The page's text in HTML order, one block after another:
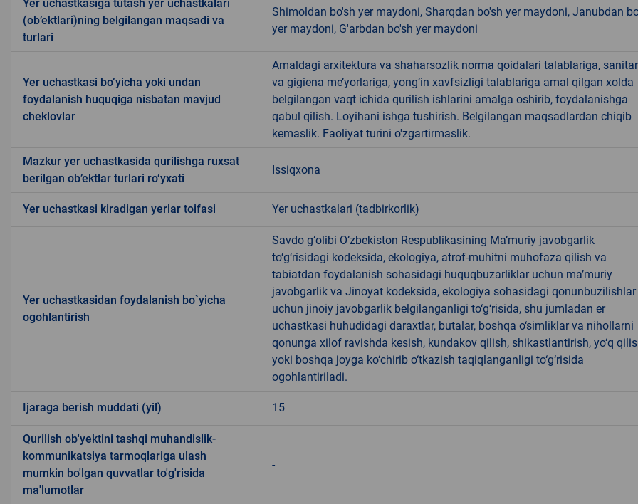
Yer uchastkasiga tutash yer uchastkalari
(ob’ektlari)ning belgilangan maqsadi va
turlari
Shimoldan bo'sh yer maydoni, Sharqdan bo'sh yer maydoni, Janubdan
yer maydoni, G'arbdan bo'sh yer maydoni
Yer uchastkasi bo‘yicha yoki undan
foydalanish huquqiga nisbatan mavjud
cheklovlar
Amaldagi arxitektura va shaharsozlik norma qoidalari talablariga,
va gigiena me’yorlariga, yong‘in xavfsizligi talablariga amal qilgan xolda
belgilangan vaqt ichida qurilish ishlarini amalga oshirib, foydalanishga
qabul qilish. Loyihani ishga tushirish. Belgilangan maqsadlardan chiqib
kemaslik. Faoliyat turini o'zgartirmaslik.
Mazkur yer uchastkasida qurilishga ruxsat
berilgan ob’ektlar turlari ro‘yxati
Issiqxona
Yer uchastkasi kiradigan yerlar toifasi Yer uchastkalari (tadbirkorlik)
Yer uchastkasidan foydalanish bo`yicha
ogohlantirish
Savdo g‘olibi O‘zbekiston Respublikasining Ma’muriy javobgarlik
to‘g‘risidagi kodeksida, ekologiya, atrof-muhitni muhofaza qilish va
tabiatdan foydalanish sohasidagi huquqbuzarliklar uchun ma’muriy
javobgarlik va Jinoyat kodeksida, ekologiya sohasidagi qonunbuzilishlar
uchun jinoiy javobgarlik belgilanganligi to‘g‘risida, shu jumladan er
uchastkasi huhudidagi daraxtlar, butalar, boshqa o‘simliklar va nihollarni
qonunga xilof ravishda kesish, kundakov qilish, shikastlantirish, yo‘q
yoki boshqa joyga ko‘chirib o‘tkazish taqiqlanganligi to‘g‘risida
ogohlantiriladi.
Ijaraga berish muddati (yil) 15
Qurilish ob'yektini tashqi muhandislik-
kommunikatsiya tarmoqlariga ulash
mumkin bo'lgan quvvatlar to'g'risida
ma'lumotlar
-